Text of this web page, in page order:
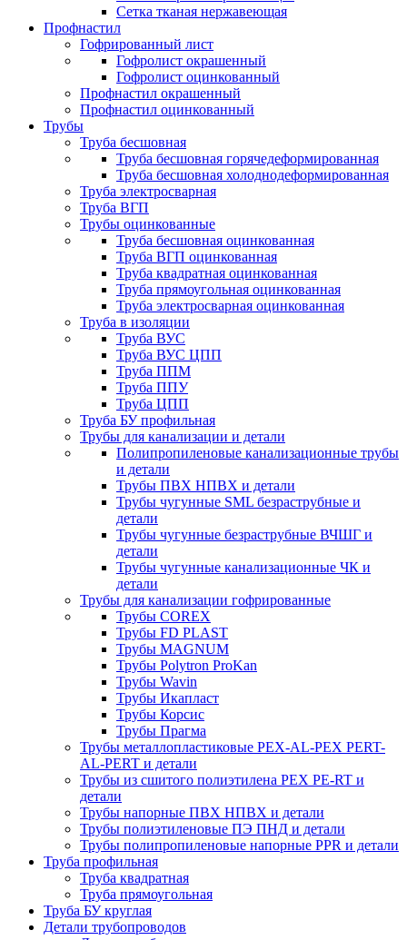
Сетка тканая нержавеющая
Профнастил
Гофрированный лист
Гофролист окрашенный
Гофролист оцинкованный
Профнастил окрашенный
Профнастил оцинкованный
Трубы
Труба бесшовная
Труба бесшовная горячедеформированная
Труба бесшовная холоднодеформированная
Труба электросварная
Труба ВГП
Трубы оцинкованные
Труба бесшовная оцинкованная
Труба ВГП оцинкованная
Труба квадратная оцинкованная
Труба прямоугольная оцинкованная
Труба электросварная оцинкованная
Труба в изоляции
Труба ВУС
Труба ВУС ЦПП
Труба ППМ
Труба ППУ
Труба ЦПП
Труба БУ профильная
Трубы для канализации и детали
Полипропиленовые канализационные трубы
и детали
Трубы ПВХ НПВХ и детали
Трубы чугунные SML безраструбные и
детали
Трубы чугунные безраструбные ВЧШГ и
детали
Трубы чугунные канализационные ЧК и
детали
Трубы для канализации гофрированные
Трубы COREX
Трубы FD PLAST
Трубы MAGNUM
Трубы Polytron ProKan
Трубы Wavin
Трубы Икапласт
Трубы Корсис
Трубы Прагма
Трубы металлопластиковые PEX-AL-PEX PERT-
AL-PERT и детали
Трубы из сшитого полиэтилена PEX PE-RT и
детали
Трубы напорные ПВХ НПВХ и детали
Трубы полиэтиленовые ПЭ ПНД и детали
Трубы полипропиленовые напорные PPR и детали
Труба профильная
Труба квадратная
Труба прямоугольная
Труба БУ круглая
Детали трубопроводов